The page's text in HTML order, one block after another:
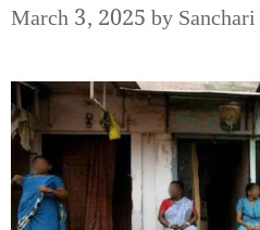
March 3, 2025by